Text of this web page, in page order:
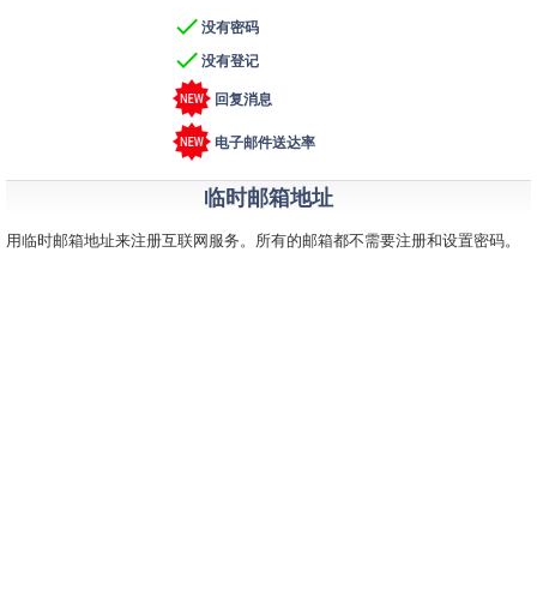
 没有密码
 没有登记
回复消息
电子邮件送达率
临时邮箱地址
用临时邮箱地址来注册互联网服务。所有的邮箱都不需要注册和设置密码。